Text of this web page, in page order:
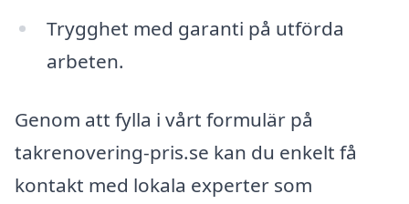
Trygghet med garanti på utförda
arbeten.
Genom att fylla i vårt formulär på
takrenovering-pris.se kan du enkelt få
kontakt med lokala experter som